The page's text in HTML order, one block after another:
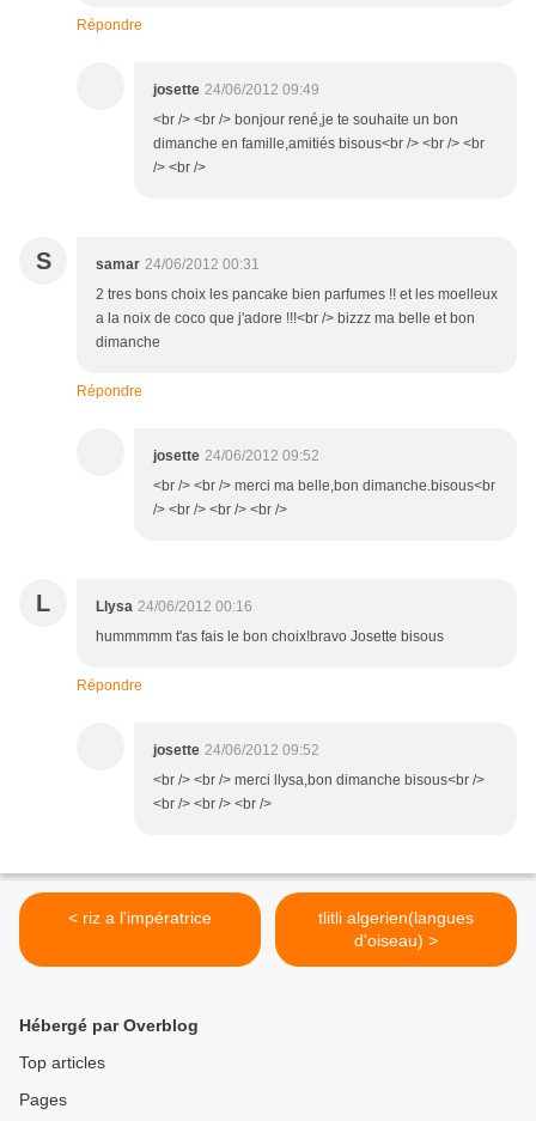
Répondre
josette 24/06/2012 09:49
<br /> <br /> bonjour rené,je te souhaite un bon
dimanche en famille,amitiés bisous<br /> <br /> <br
/> <br />
S samar 24/06/2012 00:31
2 tres bons choix les pancake bien parfumes !! et les moelleux
a la noix de coco que j'adore !!!<br /> bizzz ma belle et bon
dimanche
Répondre
josette 24/06/2012 09:52
<br /> <br /> merci ma belle,bon dimanche.bisous<br
/> <br /> <br /> <br />
L Llysa 24/06/2012 00:16
hummmmm t'as fais le bon choix!bravo Josette bisous
Répondre
josette 24/06/2012 09:52
<br /> <br /> merci llysa,bon dimanche bisous<br />
<br /> <br /> <br />
< riz a l'impératrice
tlitli algerien(langues
d'oiseau) >
Hébergé par Overblog
Top articles
Pages